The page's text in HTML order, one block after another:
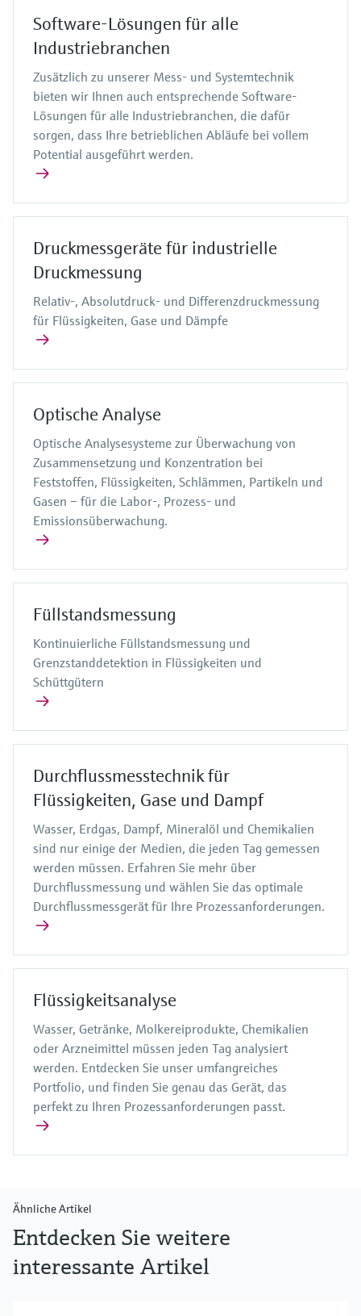
Software-Lösungen für alle
Industriebranchen
Zusätzlich zu unserer Mess- und Systemtechnik
bieten wir Ihnen auch entsprechende Software-
Lösungen für alle Industriebranchen, die dafür
sorgen, dass Ihre betrieblichen Abläufe bei vollem
Potential ausgeführt werden.
Druckmessgeräte für industrielle
Druckmessung
Relativ-, Absolutdruck- und Differenzdruckmessung
für Flüssigkeiten, Gase und Dämpfe
Optische Analyse
Optische Analysesysteme zur Überwachung von
Zusammensetzung und Konzentration bei
Feststoffen, Flüssigkeiten, Schlämmen, Partikeln und
Gasen – für die Labor-, Prozess- und
Emissionsüberwachung.
Füllstandsmessung
Kontinuierliche Füllstandsmessung und
Grenzstanddetektion in Flüssigkeiten und
Schüttgütern
Durchflussmesstechnik für
Flüssigkeiten, Gase und Dampf
Wasser, Erdgas, Dampf, Mineralöl und Chemikalien
sind nur einige der Medien, die jeden Tag gemessen
werden müssen. Erfahren Sie mehr über
Durchflussmessung und wählen Sie das optimale
Durchflussmessgerät für Ihre Prozessanforderungen.
Flüssigkeitsanalyse
Wasser, Getränke, Molkereiprodukte, Chemikalien
oder Arzneimittel müssen jeden Tag analysiert
werden. Entdecken Sie unser umfangreiches
Portfolio, und finden Sie genau das Gerät, das
perfekt zu Ihren Prozessanforderungen passt.
Ähnliche Artikel
Entdecken Sie weitere
interessante Artikel